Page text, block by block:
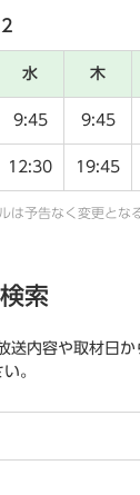
水 木
9:45 9:45
12:30 19:45
は予告なく変更とな
索
送内容や取材日
。